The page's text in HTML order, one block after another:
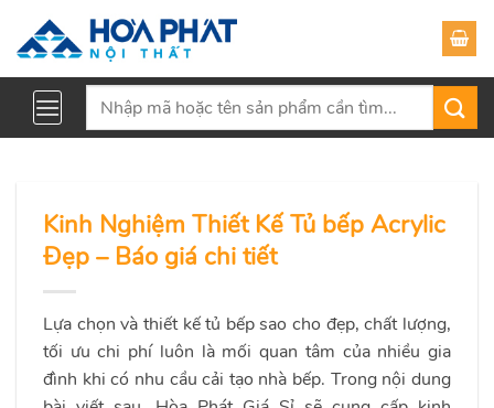
Tìm
Kinh Nghiệm Thiết Kế Tủ bếp Acrylic
Đẹp – Báo giá chi tiết
Lựa chọn và thiết kế tủ bếp sao cho đẹp, chất lượng,
tối ưu chi phí luôn là mối quan tâm của nhiều gia
đình khi có nhu cầu cải tạo nhà bếp. Trong nội dung